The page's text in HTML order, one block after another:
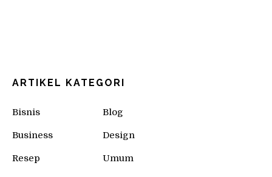
ARTIKEL KATEGORI
Bisnis Blog
Business Design
Resep Umum